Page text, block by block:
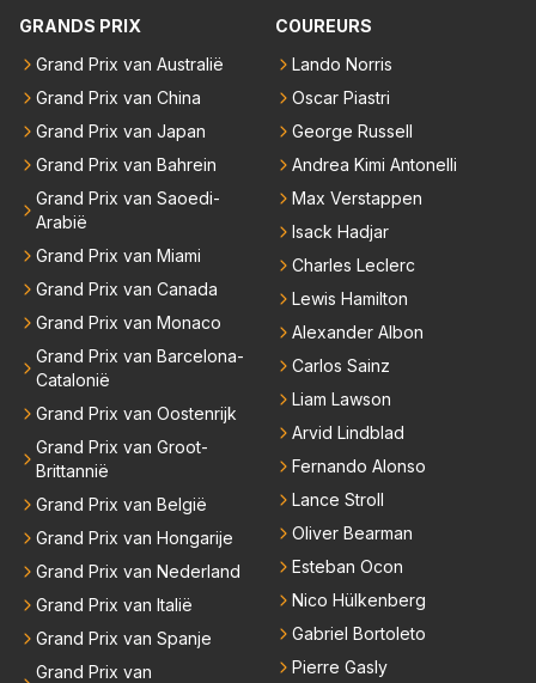
rijden de teams met tot op de liter afgemeten peut...
GRANDS PRIX
Grand Prix van Australië
Grand Prix van China
Grand Prix van Japan
Grand Prix van Bahrein
Grand Prix van Saoedi-
Arabië
Grand Prix van Miami
Grand Prix van Canada
Grand Prix van Monaco
Grand Prix van Barcelona-
Catalonië
Grand Prix van Oostenrijk
Grand Prix van Groot-
Brittannië
Grand Prix van België
Grand Prix van Hongarije
Grand Prix van Nederland
Grand Prix van Italië
Grand Prix van Spanje
Grand Prix van
COUREURS
Lando Norris
Oscar Piastri
George Russell
Andrea Kimi Antonelli
Max Verstappen
Isack Hadjar
Charles Leclerc
Lewis Hamilton
Alexander Albon
Carlos Sainz
Liam Lawson
Arvid Lindblad
Fernando Alonso
Lance Stroll
Oliver Bearman
Esteban Ocon
Nico Hülkenberg
Gabriel Bortoleto
Pierre Gasly